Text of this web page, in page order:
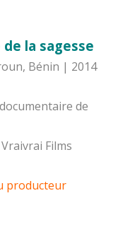
la sagesse
Bénin | 2014
de
Films
producteur